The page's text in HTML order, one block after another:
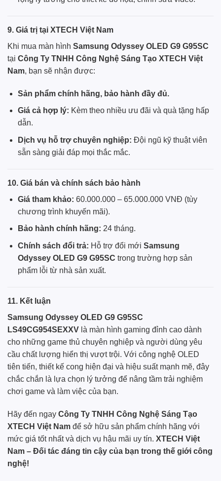
9. Giá trị tại XTECH Việt Nam
Khi mua màn hình Samsung Odyssey OLED G9 G95SC
tại Công Ty TNHH Công Nghệ Sáng Tạo XTECH Việt
Nam, bạn sẽ nhận được:
Sản phẩm chính hãng, bảo hành đầy đủ.
Giá cả hợp lý: Kèm theo nhiều ưu đãi và quà tặng hấp
dẫn.
Dịch vụ hỗ trợ chuyên nghiệp: Đội ngũ kỹ thuật viên
sẵn sàng giải đáp mọi thắc mắc.
10. Giá bán và chính sách bảo hành
Giá tham khảo: 60.000.000 – 65.000.000 VNĐ (tùy
chương trình khuyến mãi).
Bảo hành chính hãng: 24 tháng.
Chính sách đổi trả: Hỗ trợ đổi mới Samsung
Odyssey OLED G9 G95SC trong trường hợp sản
phẩm lỗi từ nhà sản xuất.
11. Kết luận
Samsung Odyssey OLED G9 G95SC
LS49CG954SEXXV là màn hình gaming đỉnh cao dành
cho những game thủ chuyên nghiệp và người dùng yêu
cầu chất lượng hiển thị vượt trội. Với công nghệ OLED
tiên tiến, thiết kế cong hiện đại và hiệu suất mạnh mẽ, đây
chắc chắn là lựa chọn lý tưởng để nâng tầm trải nghiệm
chơi game và làm việc của bạn.
Hãy đến ngay Công Ty TNHH Công Nghệ Sáng Tạo
XTECH Việt Nam để sở hữu sản phẩm chính hãng với
mức giá tốt nhất và dịch vụ hậu mãi uy tín. XTECH Việt
Nam – Đối tác đáng tin cậy của bạn trong thế giới công
nghệ!